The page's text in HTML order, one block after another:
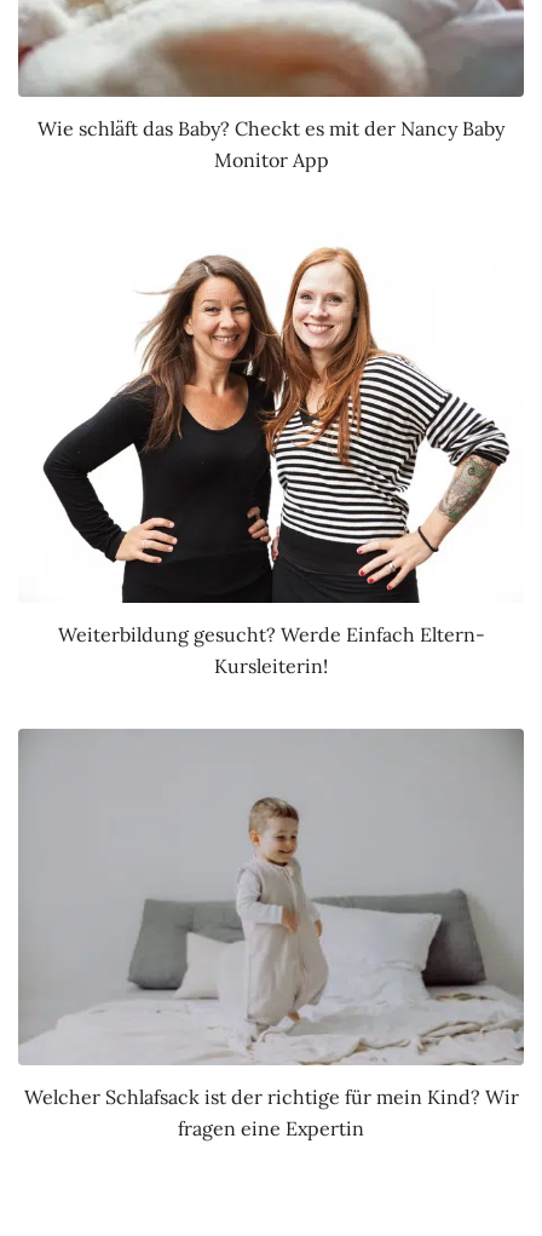
Wie schläft das Baby? Checkt es mit der Nancy Baby
Monitor App
Weiterbildung gesucht? Werde Einfach Eltern-
Kursleiterin!
Welcher Schlafsack ist der richtige für mein Kind? Wir
fragen eine Expertin